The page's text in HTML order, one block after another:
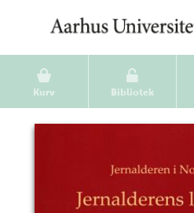
Kurv Bibliotek